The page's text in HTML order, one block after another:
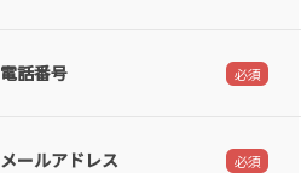
電話番号
メールアドレス